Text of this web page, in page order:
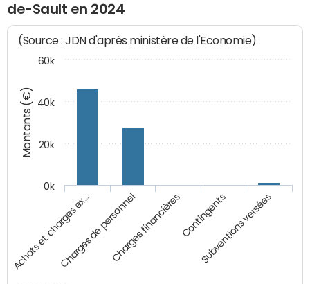
de-Sault en 2024
Montants (€)
(Source : JDN d'après ministère de l'Economie)
Achats et charges ex…Charges de personnelCharges financièresContingents
Subventions versées
0k
20k
40k
60k